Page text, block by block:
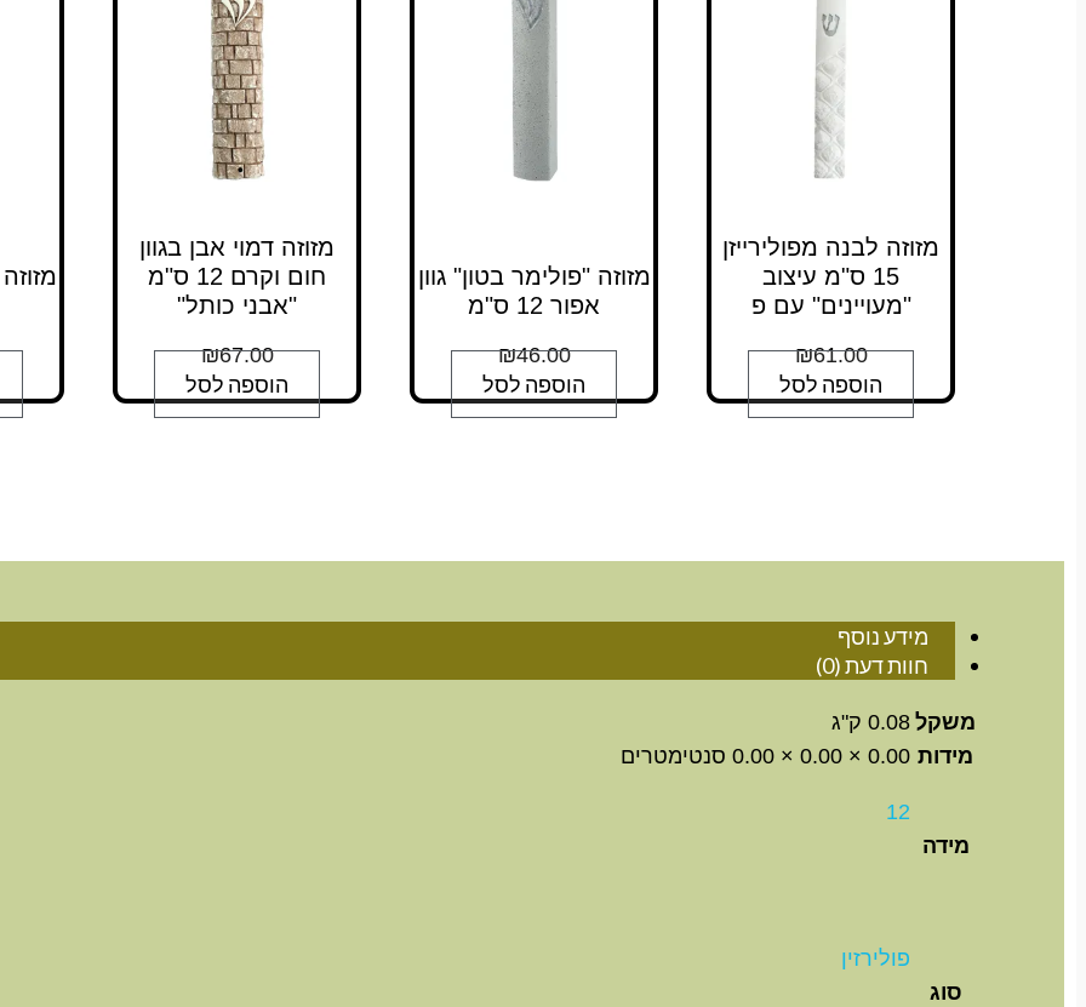
מזוזה לבנה מפולירייזן
15 ס"מ עיצוב
"מעויינים" עם פ
₪61.00
הוספה לסל
מזוזה "פולימר בטון" גוון
אפור 12 ס"מ
₪46.00
הוספה לסל
מזוזה דמוי אבן בגוון
חום וקרם 12 ס"מ
"אבני כותל"
₪67.00
הוספה לסל
מידע נוסף
חוות דעת (0)
משקל 0.08 ק"ג
מידות 0.00 × 0.00 × 0.00 סנטימטרים
מידה
12
סוג
פולירזין